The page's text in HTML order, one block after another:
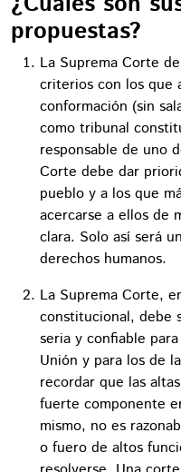
propuestas?
La Suprema Corte
criterios con los que
conformación (sin
como tribunal
responsable de uno
Corte debe dar
pueblo y a los que
acercarse a ellos de
clara. Solo así será
derechos humanos.
La Suprema Corte,
constitucional, debe
seria y confiable
Unión y para los de
recordar que las
fuerte componente
mismo, no es
o fuero de altos